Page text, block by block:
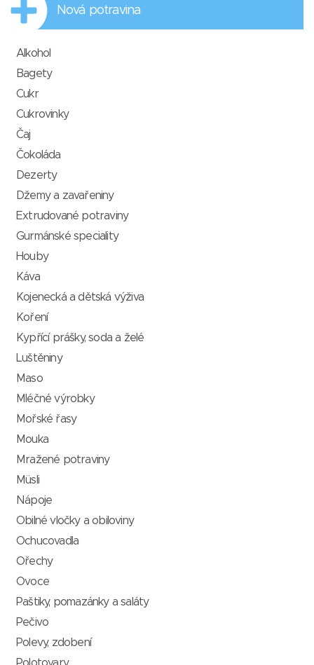
Nová potravina
Alkohol
Bagety
Cukr
Cukrovinky
Čaj
Čokoláda
Dezerty
Džemy a zavařeniny
Extrudované potraviny
Gurmánské speciality
Houby
Káva
Kojenecká a dětská výživa
Koření
Kypřící prášky, soda a želé
Luštěniny
Maso
Mléčné výrobky
Mořské řasy
Mouka
Mražené potraviny
Müsli
Nápoje
Obilné vločky a obiloviny
Ochucovadla
Ořechy
Ovoce
Paštiky, pomazánky a saláty
Pečivo
Polevy, zdobení